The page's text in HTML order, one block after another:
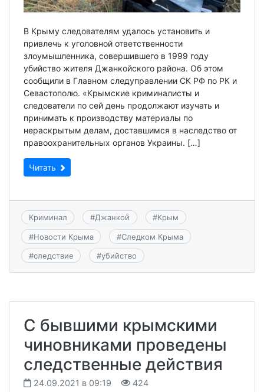
В Крыму следователям удалось установить и
привлечь к уголовной ответственности
злоумышленника, совершившего в 1999 году
убийство жителя Джанкойского района. Об этом
сообщили в Главном следуправлении СК РФ по РК и
Севастополю. «Крымские криминалисты и
следователи по сей день продолжают изучать и
принимать к производству материалы по
нераскрытым делам, доставшимся в наследство от
правоохранительных органов Украины. […]
Читать
Криминал #Джанкой #Крым
#Новости Крыма #Следком Крыма
#следствие #убийство
С бывшими крымскими
чиновниками проведены
следственные действия
24.09.2021 в 09:19 424